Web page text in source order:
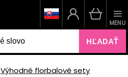
HĽADAŤ
MENU
Výhodné florbalové sety